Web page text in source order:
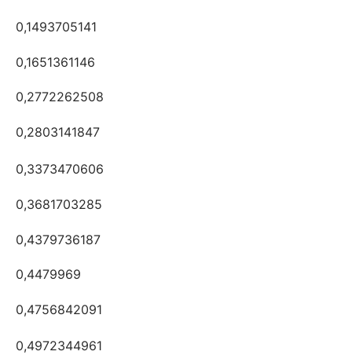
0,1493705141
0,1651361146
0,2772262508
0,2803141847
0,3373470606
0,3681703285
0,4379736187
0,4479969
0,4756842091
0,4972344961